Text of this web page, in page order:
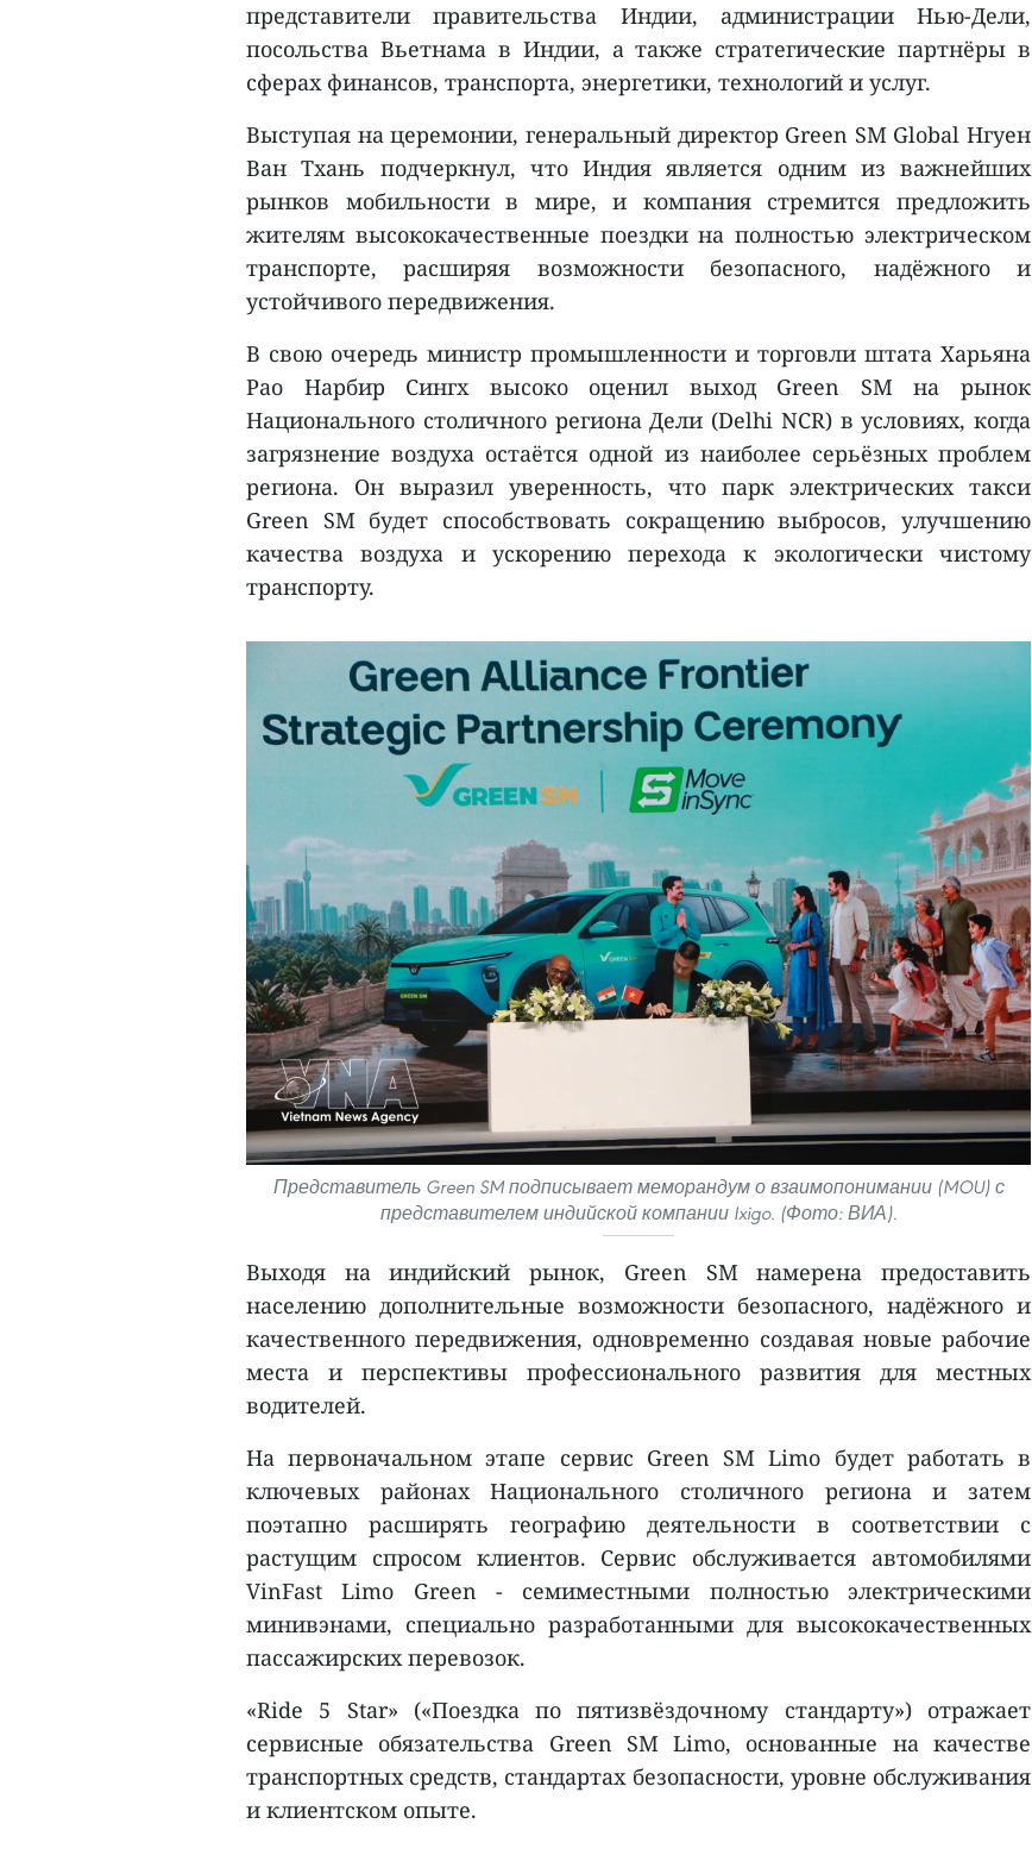
представители правительства Индии, администрации Нью-Дели,
посольства Вьетнама в Индии, а также стратегические партнёры в
сферах финансов, транспорта, энергетики, технологий и услуг.
Выступая на церемонии, генеральный директор Green SM Global Нгуен
Ван Тхань подчеркнул, что Индия является одним из важнейших
рынков мобильности в мире, и компания стремится предложить
жителям высококачественные поездки на полностью электрическом
транспорте, расширяя возможности безопасного, надёжного и
устойчивого передвижения.
В свою очередь министр промышленности и торговли штата Харьяна
Рао Нарбир Сингх высоко оценил выход Green SM на рынок
Национального столичного региона Дели (Delhi NCR) в условиях, когда
загрязнение воздуха остаётся одной из наиболее серьёзных проблем
региона. Он выразил уверенность, что парк электрических такси
Green SM будет способствовать сокращению выбросов, улучшению
качества воздуха и ускорению перехода к экологически чистому
транспорту.
Представитель Green SM подписывает меморандум о взаимопонимании (MOU) с
представителем индийской компании Ixigo. (Фото: ВИА).
Выходя на индийский рынок, Green SM намерена предоставить
населению дополнительные возможности безопасного, надёжного и
качественного передвижения, одновременно создавая новые рабочие
места и перспективы профессионального развития для местных
водителей.
На первоначальном этапе сервис Green SM Limo будет работать в
ключевых районах Национального столичного региона и затем
поэтапно расширять географию деятельности в соответствии с
растущим спросом клиентов. Сервис обслуживается автомобилями
VinFast Limo Green - семиместными полностью электрическими
минивэнами, специально разработанными для высококачественных
пассажирских перевозок.
«Ride 5 Star» («Поездка по пятизвёздочному стандарту») отражает
сервисные обязательства Green SM Limo, основанные на качестве
транспортных средств, стандартах безопасности, уровне обслуживания
и клиентском опыте.